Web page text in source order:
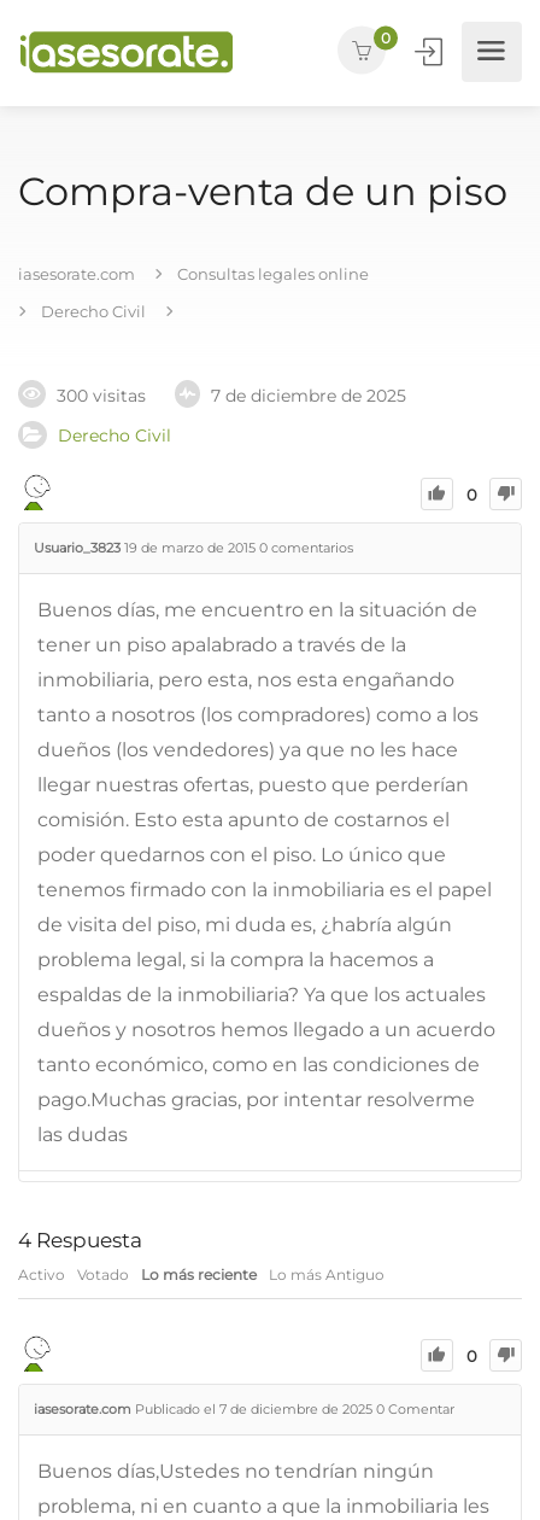
0
Compra-venta de un piso
iasesorate.com
Consultas legales online
Derecho Civil
300 visitas
7 de diciembre de 2025
Derecho Civil
0
Usuario_3823 19 de marzo de 2015 0 comentarios
Buenos días, me encuentro en la situación de
tener un piso apalabrado a través de la
inmobiliaria, pero esta, nos esta engañando
tanto a nosotros (los compradores) como a los
dueños (los vendedores) ya que no les hace
llegar nuestras ofertas, puesto que perderían
comisión. Esto esta apunto de costarnos el
poder quedarnos con el piso. Lo único que
tenemos firmado con la inmobiliaria es el papel
de visita del piso, mi duda es, ¿habría algún
problema legal, si la compra la hacemos a
espaldas de la inmobiliaria? Ya que los actuales
dueños y nosotros hemos llegado a un acuerdo
tanto económico, como en las condiciones de
pago.Muchas gracias, por intentar resolverme
las dudas
4 Respuesta
Activo Votado Lo más reciente Lo más Antiguo
0
iasesorate.com Publicado el 7 de diciembre de 2025 0 Comentar
Buenos días,Ustedes no tendrían ningún
problema, ni en cuanto a que la inmobiliaria les